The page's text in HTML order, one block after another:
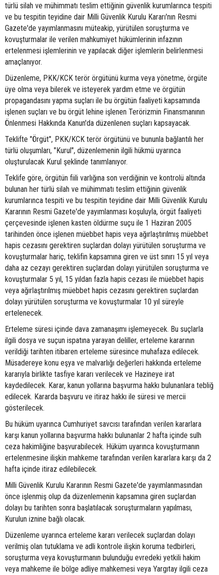
türlü silah ve mühimmatı teslim ettiğinin güvenlik kurumlarınca tespiti
ve bu tespitin teyidine dair Milli Güvenlik Kurulu Kararı'nın Resmi
Gazete'de yayımlanmasını müteakip, yürütülen soruşturma ve
kovuşturmalar ile verilen mahkumiyet hükümlerinin infazının
ertelenmesi işlemlerinin ve yapılacak diğer işlemlerin belirlenmesi
amaçlanıyor.
Düzenleme, PKK/KCK terör örgütünü kurma veya yönetme, örgüte
üye olma veya bilerek ve isteyerek yardım etme ve örgütün
propagandasını yapma suçları ile bu örgütün faaliyeti kapsamında
işlenen suçları ve bu örgüt lehine işlenen Terörizmin Finansmanının
Önlenmesi Hakkında Kanun'da düzenlenen suçları kapsayacak.
Teklifte "Örgüt", PKK/KCK terör örgütünü ve bununla bağlantılı her
türlü oluşumları, "Kurul", düzenlemenin ilgili hükmü uyarınca
oluşturulacak Kurul şeklinde tanımlanıyor.
Teklife göre, örgütün fiili varlığına son verdiğinin ve kontrolü altında
bulunan her türlü silah ve mühimmatı teslim ettiğinin güvenlik
kurumlarınca tespiti ve bu tespitin teyidine dair Milli Güvenlik Kurulu
Kararının Resmi Gazete'de yayımlanması koşuluyla, örgüt faaliyeti
çerçevesinde işlenen kasten öldürme suçu ile 1 Haziran 2005
tarihinden önce işlenen müebbet hapis veya ağırlaştırılmış müebbet
hapis cezasını gerektiren suçlardan dolayı yürütülen soruşturma ve
kovuşturmalar hariç, teklifin kapsamına giren ve üst sınırı 15 yıl veya
daha az cezayı gerektiren suçlardan dolayı yürütülen soruşturma ve
kovuşturmalar 5 yıl, 15 yıldan fazla hapis cezası ile müebbet hapis
veya ağırlaştırılmış müebbet hapis cezasını gerektiren suçlardan
dolayı yürütülen soruşturma ve kovuşturmalar 10 yıl süreyle
ertelenecek.
Erteleme süresi içinde dava zamanaşımı işlemeyecek. Bu suçlarla
ilgili dosya ve suçun ispatına yarayan deliller, erteleme kararının
verildiği tarihten itibaren erteleme süresince muhafaza edilecek.
Müsadereye konu eşya ve malvarlığı değerleri hakkında erteleme
kararıyla birlikte tasfiye kararı verilecek ve Hazineye irat
kaydedilecek. Karar, kanun yollarına başvurma hakkı bulunanlara tebliğ
edilecek. Kararda başvuru ve itiraz hakkı ile süresi ve mercii
gösterilecek.
Bu hüküm uyarınca Cumhuriyet savcısı tarafından verilen kararlara
karşı kanun yollarına başvurma hakkı bulunanlar 2 hafta içinde sulh
ceza hakimliğine başvurabilecek. Hüküm uyarınca kovuşturmanın
ertelenmesine ilişkin mahkeme tarafından verilen kararlara karşı da 2
hafta içinde itiraz edilebilecek.
Milli Güvenlik Kurulu Kararının Resmi Gazete'de yayımlanmasından
önce işlenmiş olup da düzenlemenin kapsamına giren suçlardan
dolayı bu tarihten sonra başlatılacak soruşturmaların yapılması,
Kurulun iznine bağlı olacak.
Düzenleme uyarınca erteleme kararı verilecek suçlardan dolayı
verilmiş olan tutuklama ve adli kontrole ilişkin koruma tedbirleri,
soruşturma veya kovuşturmanın bulunduğu evredeki yetkili hakim
veya mahkeme ile bölge adliye mahkemesi veya Yargıtay ilgili ceza